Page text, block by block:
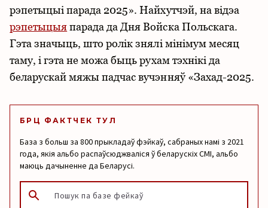
рэпетыцыі парада 2025». Найхутчэй, на відэа
рэпетыцыяпарада да Дня Войска Польскага.
Гэта значыць, што ролік знялі мінімум месяц
таму, і гэта не можа быць рухам тэхнікі да
беларускай мяжы падчас вучэнняў «Захад-2025.
БРЦ ФАКТЧЕК ТУЛ
База з больш за 800 прыкладаў фэйкаў, сабраных намі з 2021
года, якія альбо распаўсюджваліся ў беларускіх СМІ, альбо
маюць дачыненне да Беларусі.